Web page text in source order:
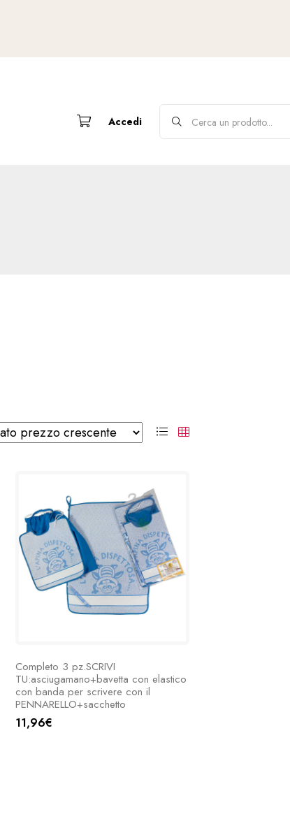
Accedi
Completo 3 pz.SCRIVI
TU:asciugamano+bavetta con elastico
con banda per scrivere con il
PENNARELLO+sacchetto
11,96€